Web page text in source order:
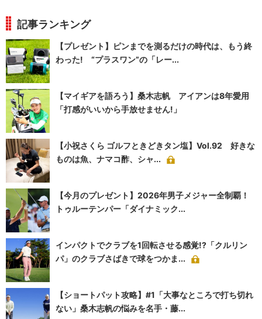
記事ランキング
【プレゼント】ピンまでを測るだけの時代は、もう終
わった! “プラスワン”の「レー...
【マイギアを語ろう】桑木志帆 アイアンは8年愛用
「打感がいいから手放せません!」
【小祝さくら ゴルフときどきタン塩】Vol.92 好きな
ものは魚、ナマコ酢、シャ...
【今月のプレゼント】2026年男子メジャー全制覇！
トゥルーテンパー「ダイナミック...
インパクトでクラブを1回転させる感覚!?「クルリン
パ」のクラブさばきで球をつかま...
【ショートパット攻略】#1「大事なところで打ち切れ
ない」桑木志帆の悩みを名手・藤...